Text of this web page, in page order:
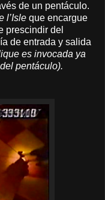
de un pentáculo.
l’Isle que encargue
prescindir del
de entrada y salida
es invocada ya
pentáculo).